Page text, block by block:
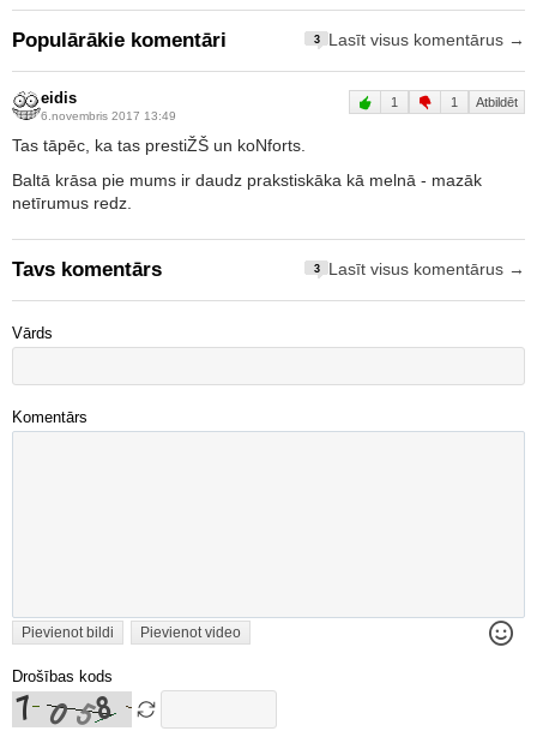
Populārākie komentāri 3 Lasīt visus komentārus →
eidis
6.novembris 2017 13:49
1 1 Atbildēt
Tas tāpēc, ka tas prestiŽŠ un koNforts.
Baltā krāsa pie mums ir daudz prakstiskāka kā melnā - mazāk
netīrumus redz.
Tavs komentārs 3 Lasīt visus komentārus →
Vārds
Komentārs
Pievienot bildi Pievienot video
Drošības kods